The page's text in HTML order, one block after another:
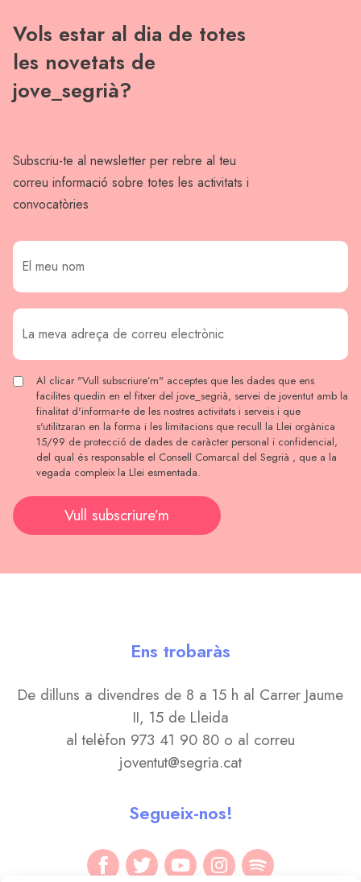
Vols estar al dia de totes
les novetats de
jove_segrià?
Subscriu-te al newsletter per rebre al teu
correu informació sobre totes les activitats i
convocatòries
Al clicar "Vull subscriure’m" acceptes que les dades que ens
facilites quedin en el fitxer del jove_segrià, servei de joventut amb la
finalitat d'informar-te de les nostres activitats i serveis i que
s'utilitzaran en la forma i les limitacions que recull la Llei orgànica
15/99 de protecció de dades de caràcter personal i confidencial,
del qual és responsable el Consell Comarcal del Segrià , que a la
vegada compleix la Llei esmentada.
Vull subscriure’m
Ens trobaràs
De dilluns a divendres de 8 a 15 h al Carrer Jaume
II, 15 de Lleida
al telèfon 973 41 90 80 o al correu
joventut@segria.cat
Segueix-nos!